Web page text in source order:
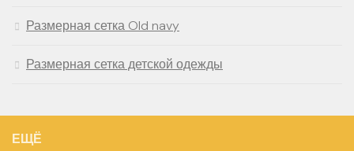
Размерная сетка Old navy
Размерная сетка детской одежды
ЕЩЁ